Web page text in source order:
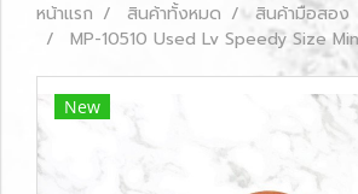
หน้าแรก สินค้าทั้งหมด
สินค้ามือสอง
MP-10510 Used Lv Speedy Size
New